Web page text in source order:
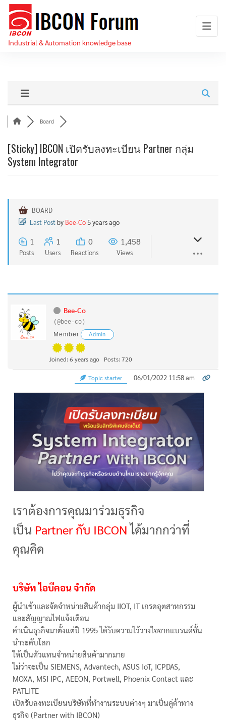
Skip
the
content
Industrial & Automation knowledge base
Board
[Sticky] IBCON เปิดรับลงทะเบียน Partner กลุ่ม
System Integrator
BOARD
Last Postby Bee-Co5 years ago
1
Posts
1
Users
0
Reactions
1,458
Views
Bee-Co
(@bee-co)
Member
Admin
Joined: 6 years ago Posts: 720
Topic starter 06/01/2022 11:58 am
เราต้องการคุณมาร่วมธุรกิจ
เป็น Partner กับ IBCONได้มากกว่าที่
คุณคิด
บริษัท ไอบีคอน จำกัด
ผู้นำเข้าและจัดจำหน่ายสินค้ากลุ่ม IIOT, IT เกรดอุตสาหกรรม
และสัญญาณไฟแจ้งเตือน
ดำเนินธุรกิจมาตั้งแต่ปี 1995 ได้รับความไว้วางใจจากแบรนด์ชั้น
นำระดับโลก
ให้เป็นตัวแทนจำหน่ายสินค้ามากมาย
ไม่ว่าจะเป็น SIEMENS, Advantech, ASUS IoT, ICPDAS,
MOXA, MSI IPC, AEEON, Portwell, Phoenix Contact และ
PATLITE
เปิดรับลงทะเบียนบริษัทที่ทำงานระบบต่างๆ มาเป็นคู่ค้าทาง
ธุรกิจ (Partner with IBCON)